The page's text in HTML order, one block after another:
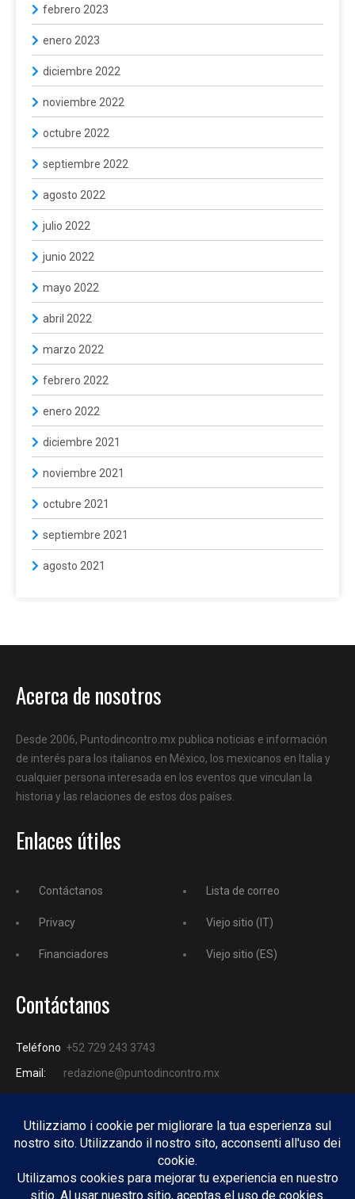
febrero 2023
enero 2023
diciembre 2022
noviembre 2022
octubre 2022
septiembre 2022
agosto 2022
julio 2022
junio 2022
mayo 2022
abril 2022
marzo 2022
febrero 2022
enero 2022
diciembre 2021
noviembre 2021
octubre 2021
septiembre 2021
agosto 2021
Acerca de nosotros
Desde 2006, Puntodincontro.mx publica noticias e información
de interés para los italianos en México, los mexicanos en Italia y
cualquier persona interesada en los eventos que vinculan la
historia y las relaciones de estos dos países.
Enlaces útiles
Contáctanos
Privacy
Financiadores
Lista de correo
Viejo sitio (IT)
Viejo sitio (ES)
Contáctanos
Teléfono +52 729 243 3743
Email:
redazione@puntodincontro.mx
PUNTODINCONTRO